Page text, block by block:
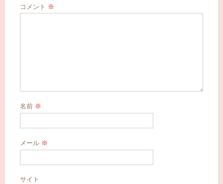
コメント ※
名前 ※
メール ※
サイト